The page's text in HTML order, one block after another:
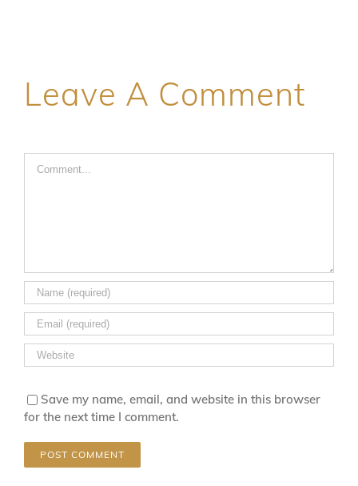
Leave A Comment
Save my name, email, and website in this browser
for the next time I comment.